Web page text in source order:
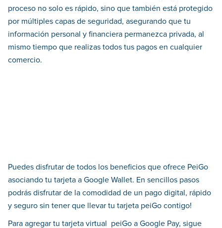
proceso no solo es rápido, sino que también está protegido
por múltiples capas de seguridad, asegurando que tu
información personal y financiera permanezca privada, al
mismo tiempo que realizas todos tus pagos en cualquier
comercio.
Puedes disfrutar de todos los beneficios que ofrece PeiGo
asociando tu tarjeta a Google Wallet. En sencillos pasos
podrás disfrutar de la comodidad de un pago digital, rápido
y seguro sin tener que llevar tu tarjeta peiGo contigo!
Para agregar tu tarjeta virtual peiGo a Google Pay, sigue